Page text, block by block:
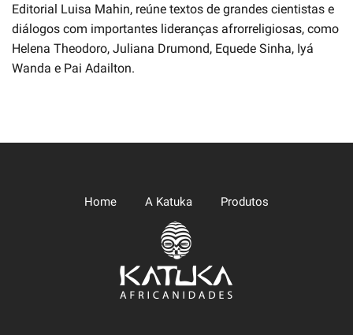
Editorial Luisa Mahin, reúne textos de grandes cientistas e
diálogos com importantes lideranças afrorreligiosas, como
Helena Theodoro, Juliana Drumond, Equede Sinha, Iyá
Wanda e Pai Adailton.
Home A Katuka Produtos